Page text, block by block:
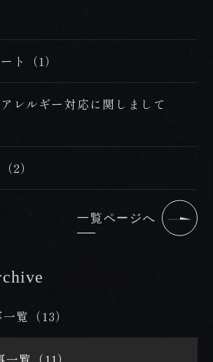
報
リシー・宿泊約款
ト（1）
レルギー対応に関しまして
2）
一覧ページへ
覧（13）